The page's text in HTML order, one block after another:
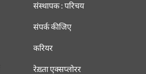
संस्थापक : परिचय
संपर्क कीजिए
करियर
रेख़्ता एक्सप्लोरर